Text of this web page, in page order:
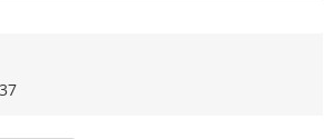
Zur Äußerung